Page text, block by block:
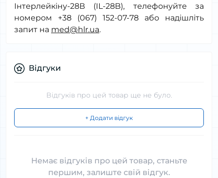
Інтерлейкіну-28В (IL-28B), телефонуйте за
номером +38 (067) 152-07-78 або надішліть
запит на med@hlr.ua.
Відгуки
Відгуків про цей товар ще не було.
+ Додати відгук
Немає відгуків про цей товар, станьте
першим, залиште свій відгук.